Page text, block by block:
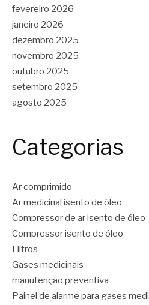
fevereiro 2026
janeiro 2026
dezembro 2025
novembro 2025
outubro 2025
setembro 2025
agosto 2025
Categorias
Ar comprimido
Ar medicinal isento de óleo
Compressor de ar isento de óleo
Compressor isento de óleo
Filtros
Gases medicinais
manutenção preventiva
Painel de alarme para gases